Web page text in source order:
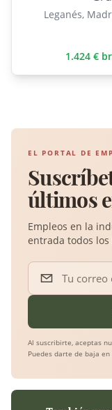
Leganés,
1.424 €
EL PORTAL DE
últimos
Empleos en la
entrada todos los
Tu correo
Al suscribirte, aceptas
Puedes darte de baja